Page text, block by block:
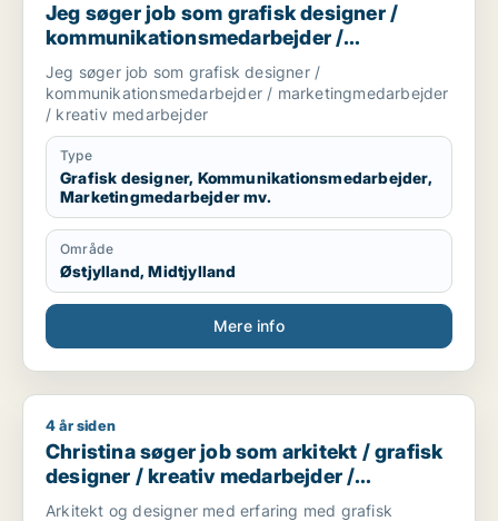
Jeg søger job som grafisk designer /
kommunikationsmedarbejder /
marketingmedarbejder / kreativ
medarbejder
Jeg søger job som grafisk designer /
kommunikationsmedarbejder / marketingmedarbejder
/ kreativ medarbejder
Type
Grafisk designer, Kommunikationsmedarbejder,
Marketingmedarbejder mv.
Område
Østjylland, Midtjylland
Mere info
Christina søger job som arkitekt / grafisk designer /
4 år siden
Christina søger job som arkitekt / grafisk
designer / kreativ medarbejder /
projektleder / teknisk designer
Arkitekt og designer med erfaring med grafisk